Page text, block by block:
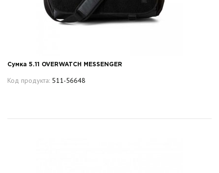
Сумка 5.11 OVERWATCH MESSENGER
Код продукта: 511-56648